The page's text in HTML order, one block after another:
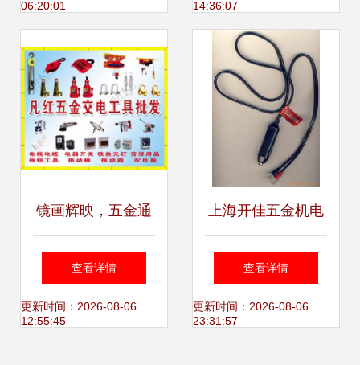
06:20:01
14:36:07
镜画辉映，五金通
达 传统工艺与现代
商贸的交融
查看详情
更新时间：2026-08-06
12:55:45
上海开佳五金机电
自行车点烟器产品
全览
查看详情
更新时间：2026-08-06
23:31:57